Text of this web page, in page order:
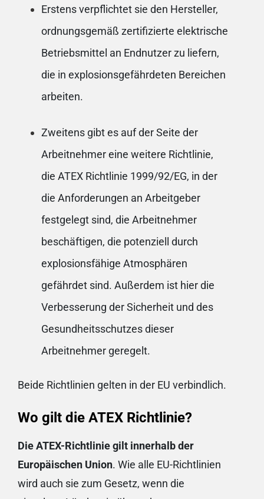
Erstens verpflichtet sie den Hersteller,
ordnungsgemäß zertifizierte elektrische
Betriebsmittel an Endnutzer zu liefern,
die in explosionsgefährdeten Bereichen
arbeiten.
Zweitens gibt es auf der Seite der
Arbeitnehmer eine weitere Richtlinie,
die ATEX Richtlinie 1999/92/EG, in der
die Anforderungen an Arbeitgeber
festgelegt sind, die Arbeitnehmer
beschäftigen, die potenziell durch
explosionsfähige Atmosphären
gefährdet sind. Außerdem ist hier die
Verbesserung der Sicherheit und des
Gesundheitsschutzes dieser
Arbeitnehmer geregelt.
Beide Richtlinien gelten in der EU verbindlich.
Wo gilt die ATEX Richtlinie?
Die ATEX-Richtlinie gilt innerhalb der
Europäischen Union. Wie alle EU-Richtlinien
wird auch sie zum Gesetz, wenn die